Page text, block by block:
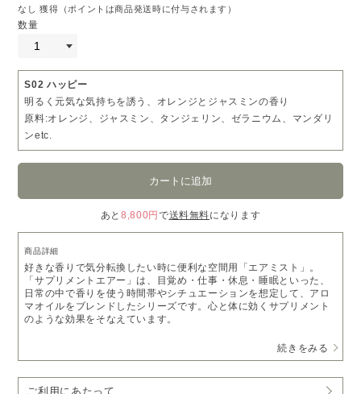
なし 獲得（ポイントは商品発送時に付与されます）
数量
S02 ハッピー
明るく元気な気持ちを誘う、オレンジとジャスミンの香り
原料:オレンジ、ジャスミン、タンジェリン、ゼラニウム、マンダリ
ンetc.
あと8,800円 で送料無料になります
商品詳細
好きな香りで気分転換したい時に便利な空間用「エアミスト」。
「サプリメントエアー」は、目覚め・仕事・休息・睡眠といった、
日常の中で香りを使う時間帯やシチュエーションを想定して、アロ
マオイルをブレンドしたシリーズです。心と体に効くサプリメント
のような効果をそなえています。
・クリーンエアーシリーズはこちら
続きをみる
ご利用にあたって